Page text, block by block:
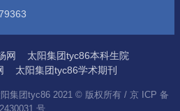
网
太阳集团tyc86本科生院
太阳集团tyc86学术期刊
集团tyc86 2021 © 版权所有 / 京 ICP 备
号